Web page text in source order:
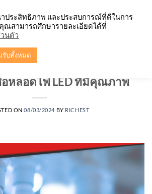
อหลอดไฟ LED ที่มีคุณภาพ
ON08/03/2024 BY RICHEST
ประสิทธิภาพ และประสบการณ์ที่ดีในการ
ณสามารถศึกษารายละเอียดได้ที่
นตัว
รับทั้งหมด